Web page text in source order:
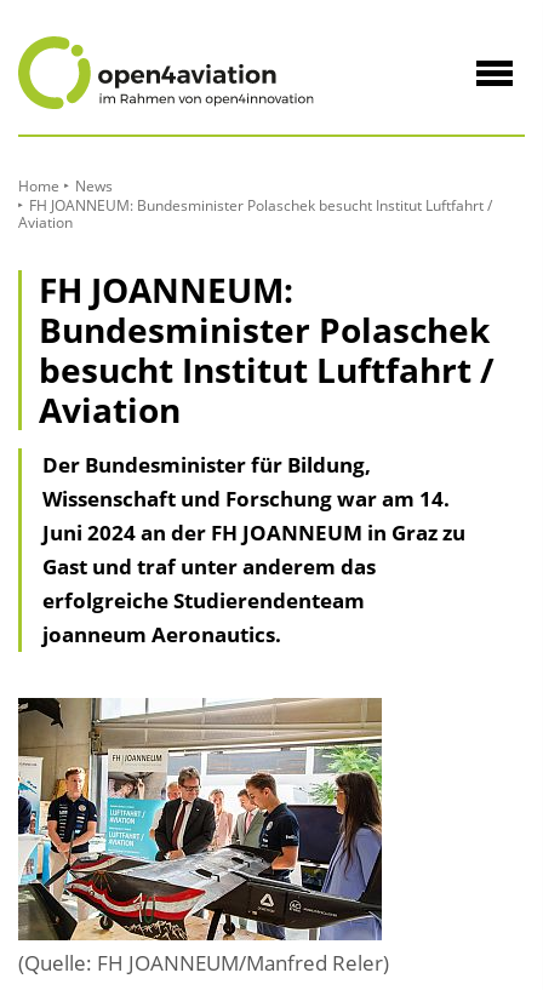
Inhalt
Home
News
FH JOANNEUM: Bundesminister Polaschek besucht Institut Luftfahrt /
Aviation
FH JOANNEUM:
Bundesminister Polaschek
besucht Institut Luftfahrt /
Aviation
Der Bundesminister für Bildung,
Wissenschaft und Forschung war am 14.
Juni 2024 an der FH JOANNEUM in Graz zu
Gast und traf unter anderem das
erfolgreiche Studierendenteam
joanneum Aeronautics.
(Quelle: FH JOANNEUM/Manfred Reler)